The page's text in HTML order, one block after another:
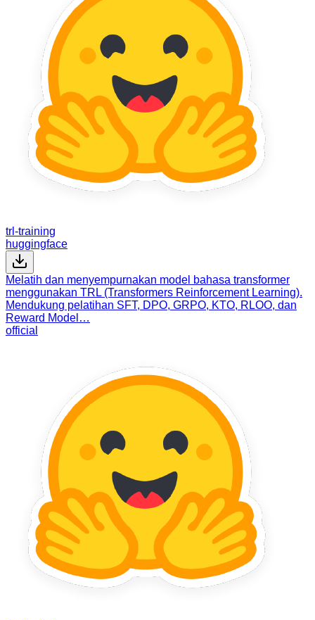
trl-training
huggingface
Melatih dan menyempurnakan model bahasa transformer
menggunakan TRL (Transformers Reinforcement Learning).
Mendukung pelatihan SFT, DPO, GRPO, KTO, RLOO, dan
Reward Model…
official